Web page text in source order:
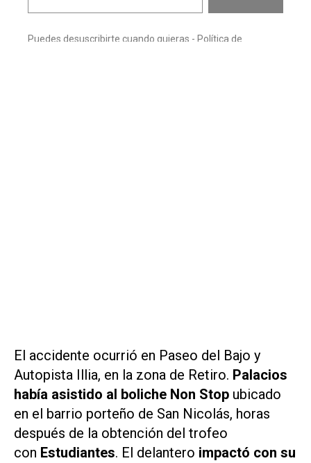
El accidente ocurrió en Paseo del Bajo y
Autopista Illia, en la zona de Retiro. Palacios
había asistido al boliche Non Stop ubicado
en el barrio porteño de San Nicolás, horas
después de la obtención del trofeo
con Estudiantes. El delantero impactó con su